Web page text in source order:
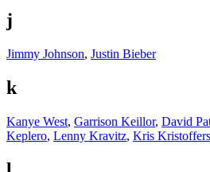
j
Jimmy Johnson, Justin Bieber
k
Kanye West, Garrison Keillor, David
Keplero, Lenny Kravitz, Kris